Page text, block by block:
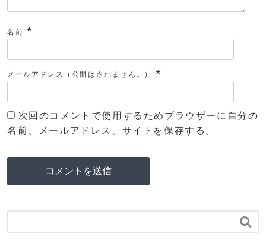
名前 *
メールアドレス（公開はされません。） *
次回のコメントで使用するためブラウザーに自分の
名前、メールアドレス、サイトを保存する。
